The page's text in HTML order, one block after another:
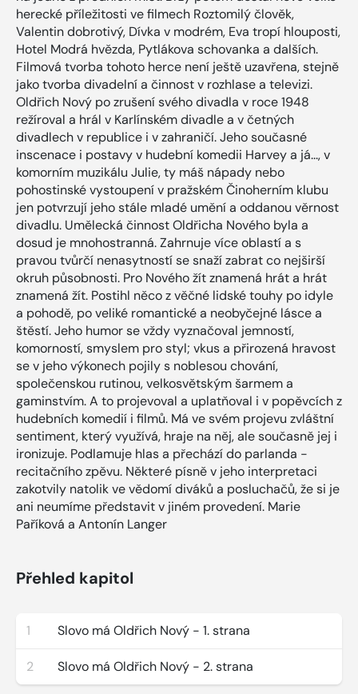
herecké příležitosti ve filmech Roztomilý člověk,
Valentin dobrotivý, Dívka v modrém, Eva tropí hlouposti,
Hotel Modrá hvězda, Pytlákova schovanka a dalších.
Filmová tvorba tohoto herce není ještě uzavřena, stejně
jako tvorba divadelní a činnost v rozhlase a televizi.
Oldřich Nový po zrušení svého divadla v roce 1948
režíroval a hrál v Karlínském divadle a v četných
divadlech v republice i v zahraničí. Jeho současné
inscenace i postavy v hudební komedii Harvey a já..., v
komorním muzikálu Julie, ty máš nápady nebo
pohostinské vystoupení v pražském Činoherním klubu
jen potvrzují jeho stále mladé umění a oddanou věrnost
divadlu. Umělecká činnost Oldřicha Nového byla a
dosud je mnohostranná. Zahrnuje více oblastí a s
pravou tvůrčí nenasytností se snaží zabrat co nejširší
okruh působnosti. Pro Nového žít znamená hrát a hrát
znamená žít. Postihl něco z věčné lidské touhy po idyle
a pohodě, po veliké romantické a neobyčejné lásce a
štěstí. Jeho humor se vždy vyznačoval jemností,
komorností, smyslem pro styl; vkus a přirozená hravost
se v jeho výkonech pojily s noblesou chování,
společenskou rutinou, velkosvětským šarmem a
gaminstvím. A to projevoval a uplatňoval i v popěvcích z
hudebních komedií i filmů. Má ve svém projevu zvláštní
sentiment, který využívá, hraje na něj, ale současně jej i
ironizuje. Podlamuje hlas a přechází do parlanda -
recitačního zpěvu. Některé písně v jeho interpretaci
zakotvily natolik ve vědomí diváků a posluchačů, že si je
ani neumíme představit v jiném provedení. Marie
Paříková a Antonín Langer
Přehled kapitol
1 Slovo má Oldřich Nový - 1. strana
2 Slovo má Oldřich Nový - 2. strana